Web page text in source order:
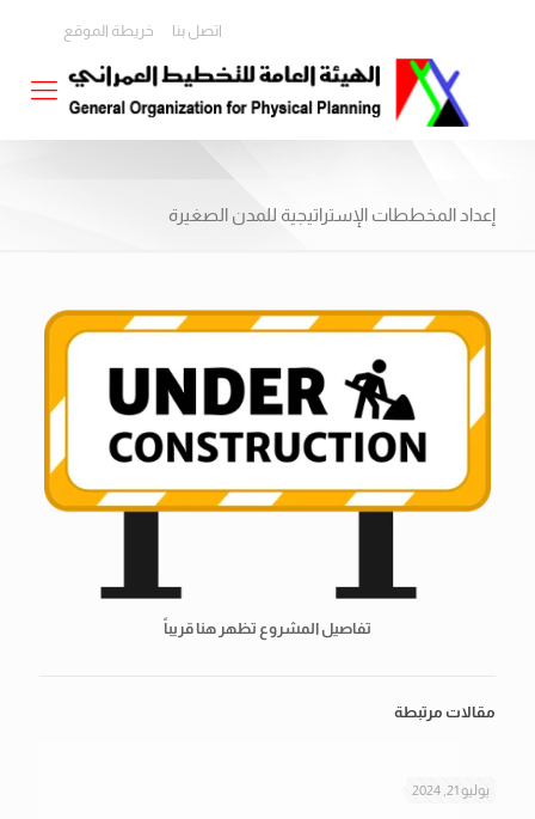
اتصل بنا خريطة الموقع
إعداد المخططات الإستراتيجية للمدن الصغيرة
تفاصيل المشروع تظهر هنا قريباً
مقالات مرتبطة
يوليو 21, 2024